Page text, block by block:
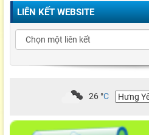
LIÊN KẾT WEBSITE
26°C